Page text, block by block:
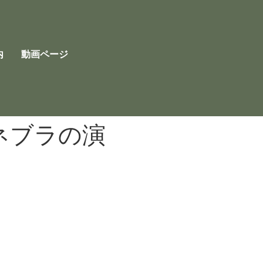
動画ページ
ブラの演